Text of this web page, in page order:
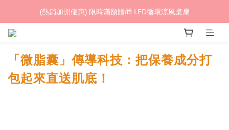
(熱銷加開優惠) 限時滿額贈🎁 LED循環涼風桌扇
(熱銷加開優惠) 限時滿額贈🎁 LED循環涼風桌扇
城鎮韌性(防空)演習期間，網頁載入速度可能延遲。
(熱銷加開優惠) 限時滿額贈🎁 LED循環涼風桌扇
「微脂囊 」傳導科技：把保養成分打
包起來直送肌底！